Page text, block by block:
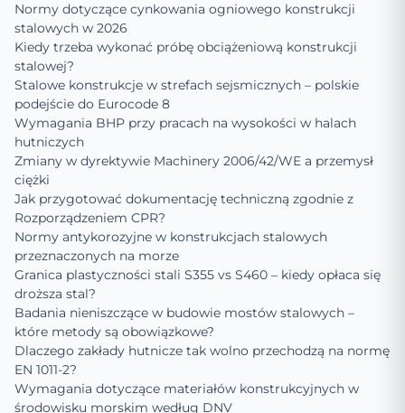
Normy dotyczące cynkowania ogniowego konstrukcji
stalowych w 2026
Kiedy trzeba wykonać próbę obciążeniową konstrukcji
stalowej?
Stalowe konstrukcje w strefach sejsmicznych – polskie
podejście do Eurocode 8
Wymagania BHP przy pracach na wysokości w halach
hutniczych
Zmiany w dyrektywie Machinery 2006/42/WE a przemysł
ciężki
Jak przygotować dokumentację techniczną zgodnie z
Rozporządzeniem CPR?
Normy antykorozyjne w konstrukcjach stalowych
przeznaczonych na morze
Granica plastyczności stali S355 vs S460 – kiedy opłaca się
droższa stal?
Badania nieniszczące w budowie mostów stalowych –
które metody są obowiązkowe?
Dlaczego zakłady hutnicze tak wolno przechodzą na normę
EN 1011-2?
Wymagania dotyczące materiałów konstrukcyjnych w
środowisku morskim według DNV